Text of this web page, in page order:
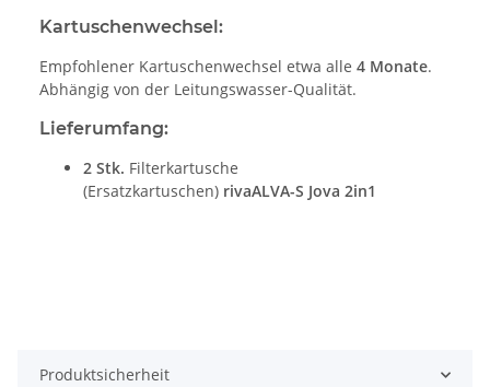
Kartuschenwechsel:
Empfohlener Kartuschenwechsel etwa alle 4 Monate.
Abhängig von der Leitungswasser-Qualität.
Lieferumfang:
2 Stk. Filterkartusche
(Ersatzkartuschen) rivaALVA-S Jova 2in1
Produktsicherheit